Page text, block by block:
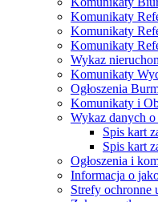
Komunikaty
Komunikaty
Komunikaty
Wykaz
Komunikaty
Ogłoszenia
Komunikaty i
Wykaz danych
Spis kart
Spis kart
Ogłoszenia i
Informacja o
Strefy ochronne